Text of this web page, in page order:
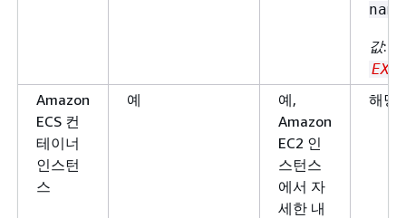
name
값:
Amazon
ECS 컨
테이너
인스턴
스
예
예,
Amazon
EC2 인
스턴스
에서 자
세한 내
해당